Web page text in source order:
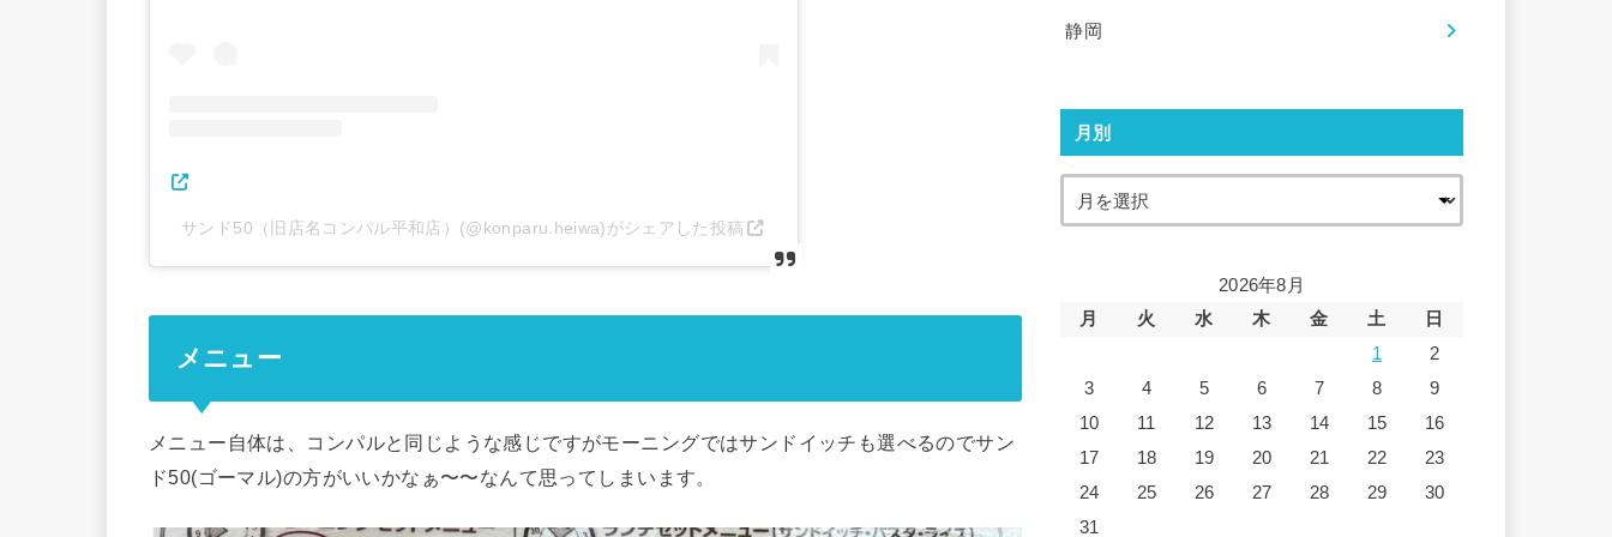
サンド50（旧店名コンパル平和店）(@konparu.heiwa)がシェアした投稿
メニュー
メニュー自体は、コンパルと同じような感じですがモーニングではサンドイッチも選べるのでサン
ド50(ゴーマル)の方がいいかなぁ〜〜なんて思ってしまいます。
静岡
月別
2026年8月
月
火 水 木 金 土
日
1
2
3
4 5 6 7 8
9
10
11 12 13 14 15
16
17
18 19 20 21 22
23
24
25 26 27 28 29
30
31